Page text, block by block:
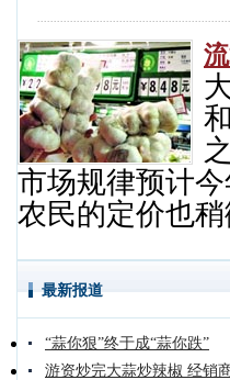
市场规律预计
农民的定价也
最新报道
“蒜你狠”终于成“蒜你跌”
游资炒完大蒜炒辣椒 经销